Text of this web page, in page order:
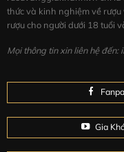
Một trong những
Johnnie Walker Red
I: Cho đầy đá
II:Rót 25 ml
III:Cho vào 7 ml
Thêm 75 ml
thức và kinh nghiệm về
rượu cho người dưới 18 tuổi
Mọi thông tin xin liên hệ
Gia